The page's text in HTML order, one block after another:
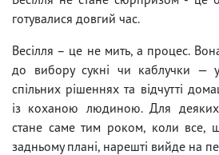
готувалися довгий час.
Весілля – це не мить, а процес.
до вибору сукні чи каблучки —
спільних рішеннях та відчутті
із коханою людиною. Для деяких
стане саме тим роком, коли все,
задньому плані, нарешті вийде на